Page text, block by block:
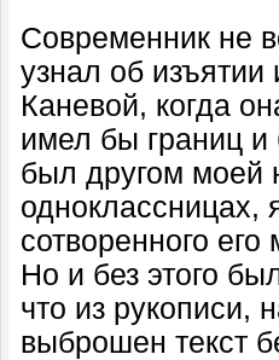
Современник не
узнал об изъятии
Каневой, когда
имел бы границ и
был другом моей
одноклассницах,
сотворенного
Но и без этого
что из рукописи,
выброшен текст